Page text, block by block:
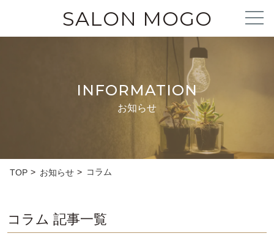
SALON MOGO
INFORMATION
お知らせ
TOP お知らせ コラム
コラム 記事一覧